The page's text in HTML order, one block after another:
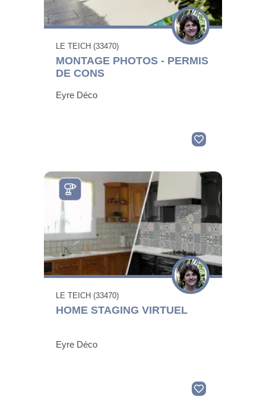
LE TEICH (33470)
MONTAGE PHOTOS - PERMIS
DE CONS
Eyre Déco
LE TEICH (33470)
HOME STAGING VIRTUEL
Eyre Déco